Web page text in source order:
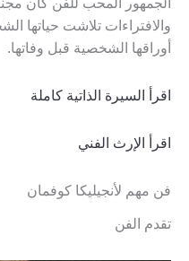
الجمهور المحب للفن كان
والافتراءات تلاشت حياتها
أوراقها الشخصية قبل وفاتها.
اقرأ السيرة الذاتية كاملة
اقرأ الإرث الفني
فن مهم لأنجيليكا كوفمان
تقدم الفن